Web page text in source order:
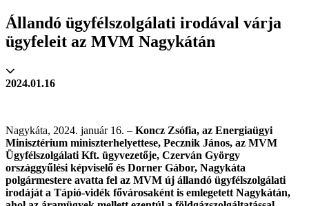
Állandó ügyfélszolgálati irodával várja
ügyfeleit az MVM Nagykátán
2024.01.16
Nagykáta, 2024. január 16. – Koncz Zsófia, az Energiaügyi
Minisztérium miniszterhelyettese, Pecznik János, az MVM
Ügyfélszolgálati Kft. ügyvezetője, Czerván György
országgyűlési képviselő és Dorner Gábor, Nagykáta
polgármestere avatta fel az MVM új állandó ügyfélszolgálati
irodáját a Tápió-vidék fővárosaként is emlegetett Nagykátán,